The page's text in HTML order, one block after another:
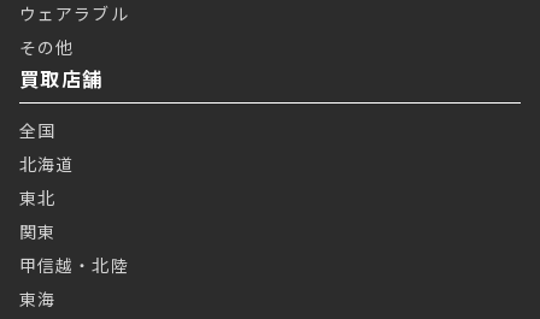
ウェアラブル
その他
買取店舗
全国
北海道
東北
関東
甲信越・北陸
東海